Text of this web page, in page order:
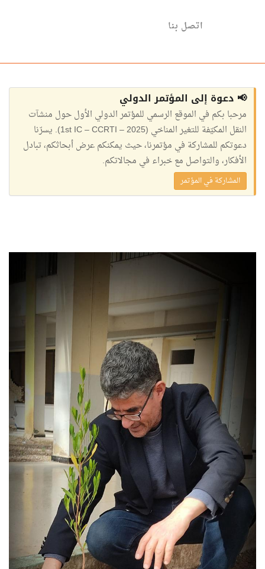
اتصل بنا
📢 دعوة إلى المؤتمر الدولي
مرحبا بكم في الموقع الرسمي للمؤتمر الدولي الأول حول منشآت
النقل المكيّفة للتغير المناخي (1st IC – CCRTI – 2025). يسرّنا
دعوتكم للمشاركة في مؤتمرنا، حيث يمكنكم عرض أبحاثكم، تبادل
الأفكار، والتواصل مع خبراء في مجالاتكم.
المشاركة في المؤتمر